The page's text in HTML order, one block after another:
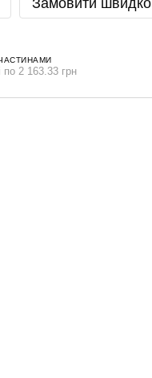
Замовити швидко
по 2 163.33 грн